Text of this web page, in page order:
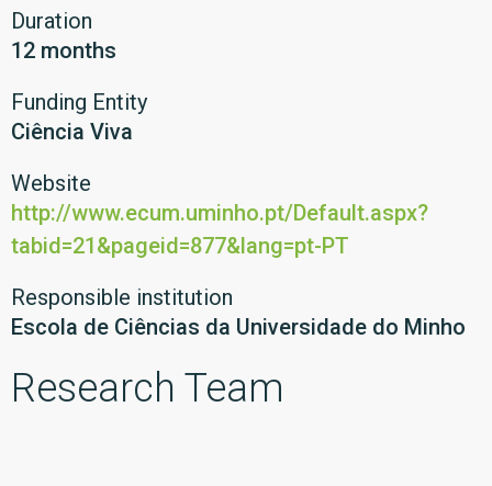
Duration
12 months
Funding Entity
Ciência Viva
Website
http://www.ecum.uminho.pt/Default.aspx?
tabid=21&pageid=877&lang=pt-PT
Responsible institution
Escola de Ciências da Universidade do Minho
Research Team